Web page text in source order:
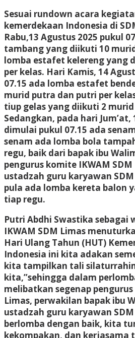
Sesuai rundown acara
kemerdekaan Indonesia di
Rabu,13 Agustus 2025 pukul
tambang yang diikuti 10
lomba estafet kelereng yang
per kelas. Hari Kamis, 14
07.15 ada lomba estafet
murid putra dan putri per
tiup gelas yang diikuti 2
Sedangkan, pada hari Jum’at,
dimulai pukul 07.15 ada
senam ada lomba bola
regu, baik dari bapak ibu
pengurus komite IKWAM
ustadzah guru karyawan
pula ada lomba kereta balon
tiap regu.
Putri Abdhi Swastika
IKWAM SDM Limas
Hari Ulang Tahun (HUT)
Indonesia ini kita adakan
kita tampilkan tali
kita,”sehingga dalam
melibatkan segenap
Limas, perwakilan bapak ibu
ustadzah guru karyawan
berlomba dengan baik, kita
kekompakan, dan kerjasama